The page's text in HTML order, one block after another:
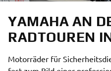
YAMAHA AN
RADTOUREN
Motorräder für